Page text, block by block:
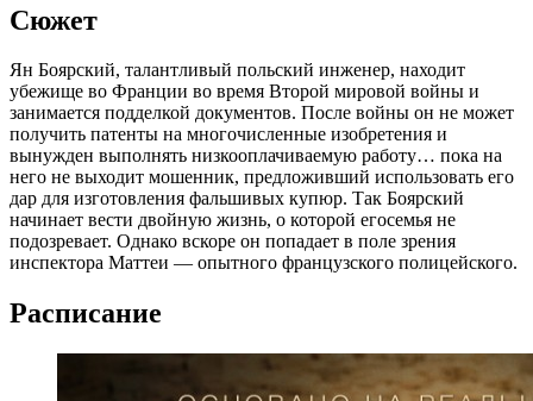
Сюжет
Ян Боярский, талантливый польский инженер, находит
убежище во Франции во время Второй мировой войны и
занимается подделкой документов. После войны он не может
получить патенты на многочисленные изобретения и
вынужден выполнять низкооплачиваемую работу… пока на
него не выходит мошенник, предложивший использовать его
дар для изготовления фальшивых купюр. Так Боярский
начинает вести двойную жизнь, о которой егосемья не
подозревает. Однако вскоре он попадает в поле зрения
инспектора Маттеи — опытного французского полицейского.
Расписание